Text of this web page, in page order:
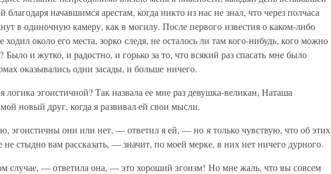
благодаря начавшимся арестам, когда никто из нас не знал, что через полчаса
в одиночную камеру, как в могилу. После первого известия о каком-либо
ходил около его места, зорко следя, не осталось ли там кого-нибудь, кого можно
Было и жутко, и радостно, и горько за то, что всякий раз спасать мне было
оказывались одни засады, и больше ничего.
логика эгоистичной? Так назвала ее мне раз девушка-великан, Наташа
новый друг, когда я развивал ей свои мысли.
эгоистичны они или нет, — ответил я ей, — но я только чувствую, что об этих
стыдно вам рассказать, — значит, по моей мерке, в них нет ничего дурного.
случае, — ответила она, — это хороший эгоизм! Но мне жаль, что вы совсем